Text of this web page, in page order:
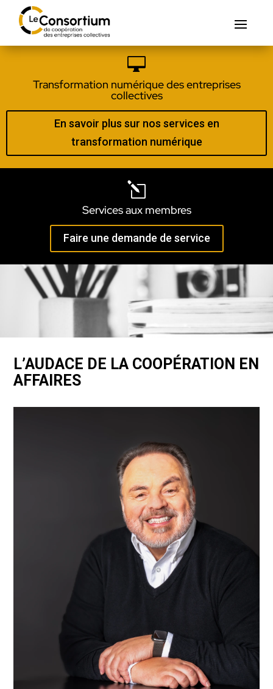

Transformation numérique des entreprises
collectives
En savoir plus sur nos services en
transformation numérique
l
Services aux membres
Faire une demande de service
L’AUDACE DE LA COOPÉRATION EN
AFFAIRES